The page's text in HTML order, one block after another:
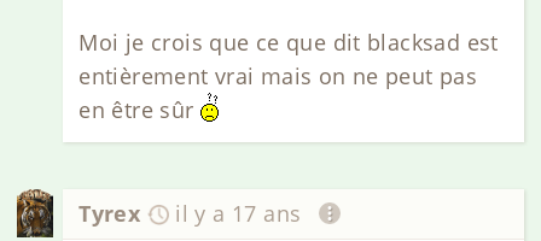
Moi je crois que ce que dit blacksad est
entièrement vrai mais on ne peut pas
en être sûr
Tyrex il y a 17 ans